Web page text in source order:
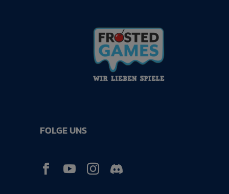
FOLGE UNS
  